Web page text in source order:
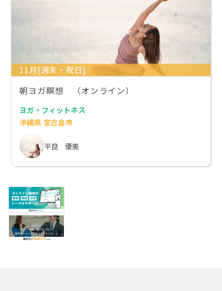
11月[週末・祝日]
朝ヨガ瞑想 （オンライン）
ヨガ・フィットネス
沖縄県 宮古島市
平良 優美